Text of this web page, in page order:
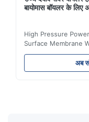
बायोमास बॉयलर के लिए
High Pressure
Surface Membrane
For Biomass Boiler
Water wall panels
vertically on the
अब